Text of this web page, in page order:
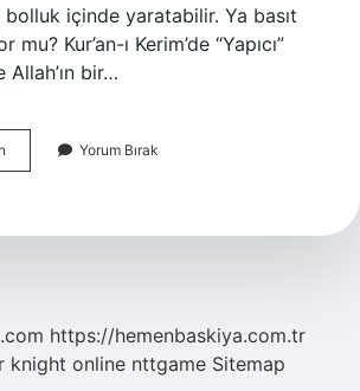
içinde yaratabilir. Ya basıt
mu? Kur’an-ı Kerim’de “Yapıcı”
bir…
Basitu
Yorum Bırak
https://hemenbaskiya.com.tr
knight online nttgame Sitemap